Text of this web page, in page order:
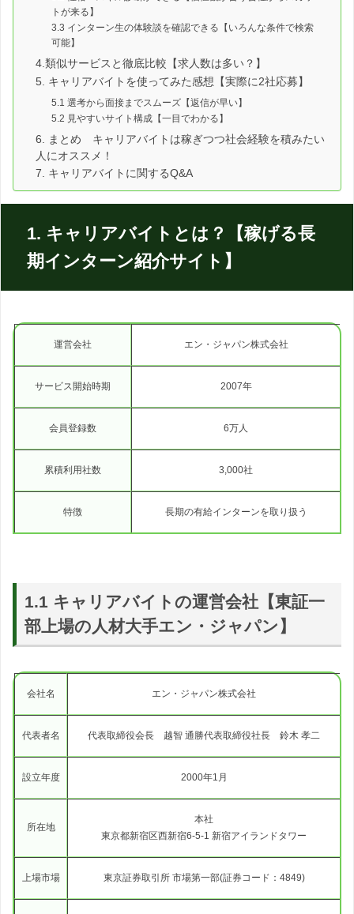
トが来る】
3.3 インターン生の体験談を確認できる【いろんな条件で検索
可能】
4.類似サービスと徹底比較【求人数は多い？】
5. キャリアバイトを使ってみた感想【実際に2社応募】
5.1 選考から面接までスムーズ【返信が早い】
5.2 見やすいサイト構成【一目でわかる】
6. まとめ キャリアバイトは稼ぎつつ社会経験を積みたい
人にオススメ！
7. キャリアバイトに関するQ&A
1. キャリアバイトとは？【稼げる長
期インターン紹介サイト】
運営会社 エン・ジャパン株式会社
サービス開始時期 2007年
会員登録数 6万人
累積利用社数 3,000社
特徴 長期の有給インターンを取り扱う
1.1 キャリアバイトの運営会社【東証一
部上場の人材大手エン・ジャパン】
会社名 エン・ジャパン株式会社
代表者名 代表取締役会長 越智 通勝代表取締役社長 鈴木 孝二
設立年度 2000年1月
所在地
本社
東京都新宿区西新宿6-5-1 新宿アイランドタワー
上場市場 東京証券取引所 市場第一部(証券コード：4849)